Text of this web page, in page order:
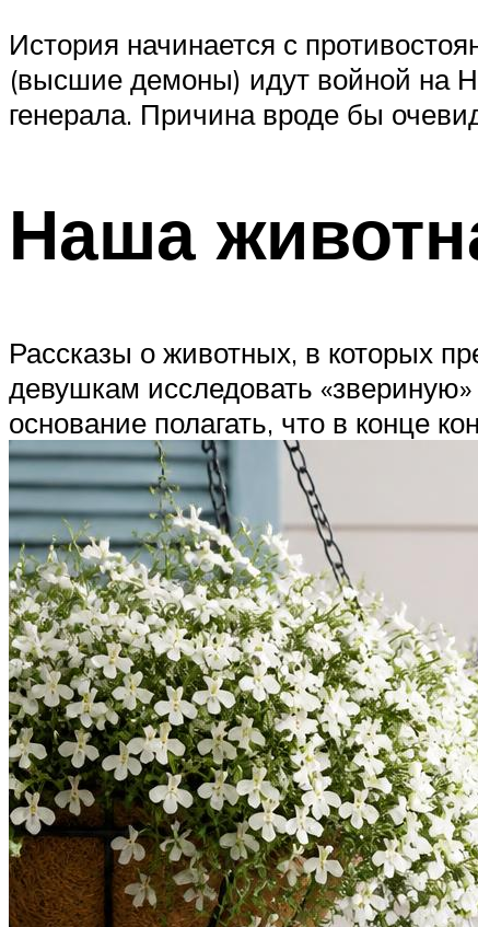
История начинается с
(высшие демоны) идут войной на
генерала. Причина вроде бы
Наша
Рассказы о животных, в которых
девушкам исследовать
основание полагать, что в конце